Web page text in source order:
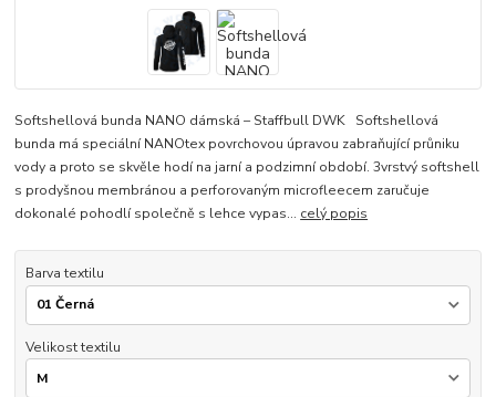
Softshellová bunda NANO dámská – Staffbull DWK Softshellová
bunda má speciální NANOtex povrchovou úpravou zabraňující průniku
vody a proto se skvěle hodí na jarní a podzimní období. 3vrstvý softshell
s prodyšnou membránou a perforovaným microfleecem zaručuje
dokonalé pohodlí společně s lehce vypas... celý popis
Barva textilu
Velikost textilu